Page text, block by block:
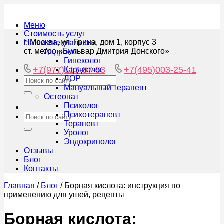
Меню
г. Москва, ул. Грина, дом 1, корпус 3
ст. метро «Бульвар Дмитрия Донского»
+7(977)117-87-53 +7(495)003-25-41
Стоимость услуг
Наши специалисты
Андролог
Гинеколог
Кардиолог
ЛОР
Мануальный терапевт
Остеопат
Психолог
Психотерапевт
Терапевт
Уролог
Эндокринолог
Отзывы
Блог
Контакты
Главная / Блог / Борная кислота: инструкция по
применению для ушей, рецепты
Борная кислота: